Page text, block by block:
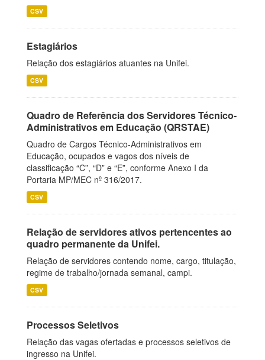
CSV
Estagiários
Relação dos estagiários atuantes na Unifei.
CSV
Quadro de Referência dos Servidores Técnico-
Administrativos em Educação (QRSTAE)
Quadro de Cargos Técnico-Administrativos em
Educação, ocupados e vagos dos níveis de
classificação “C”, “D” e “E”, conforme Anexo I da
Portaria MP/MEC nº 316/2017.
CSV
Relação de servidores ativos pertencentes ao
quadro permanente da Unifei.
Relação de servidores contendo nome, cargo, titulação,
regime de trabalho/jornada semanal, campi.
CSV
Processos Seletivos
Relação das vagas ofertadas e processos seletivos de
ingresso na Unifei.